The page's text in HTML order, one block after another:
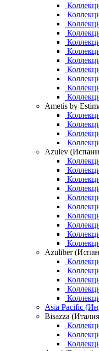
Ametis by
Azulev
Azuliber
Asia Pacific
Bisazza